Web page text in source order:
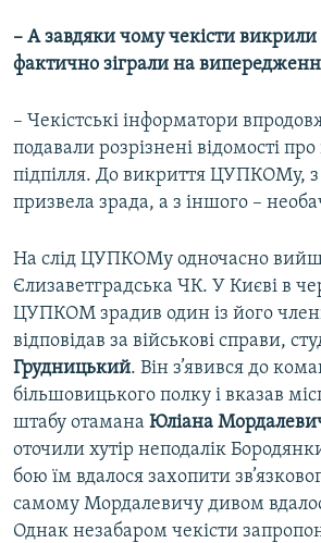
– А завдяки чому чекісти
фактично зіграли на
– Чекістські інформатори
подавали розрізнені відомості
підпілля. До викриття ЦУПКОМу, з
призвела зрада, а з іншого –
На слід ЦУПКОМу одночасно
Єлизаветградська ЧК. У Києві в
ЦУПКОМ зрадив один із його
відповідав за військові справи,
Грудницький. Він з’явився до
більшовицького полку і вказав
штабу отамана Юліана
оточили хутір неподалік
бою їм вдалося захопити
самому Мордалевичу дивом
Однак незабаром чекісти